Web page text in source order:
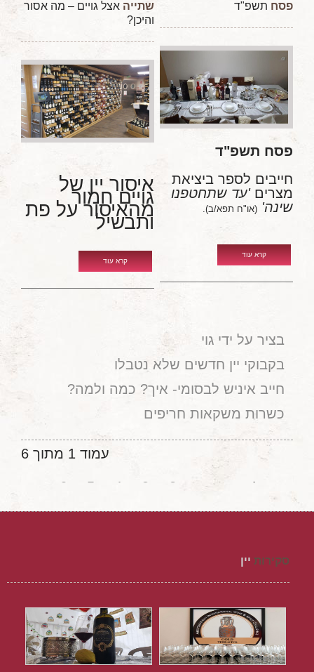
פסח תשפ"ד
פסח תשפ"ד
חייבים לספר ביציאת
מצרים'עד שתחטפנו
שינה' (או"ח תפא/ב).
קרא עוד
שתייה אצל גויים – מה אסור
והיכן?
איסור יין של
גויים חמור
מהאיסור על פת
ותבשיל
קרא עוד
בציר על ידי גוי
בקבוקי יין חדשים שלא נטבלו
חייב איניש לבסומי- איך? כמה ולמה?
כשרות משקאות חריפים
עמוד 1 מתוך 6
קודם 2
3
4
5
6
הבא
סיום
סקירות יין